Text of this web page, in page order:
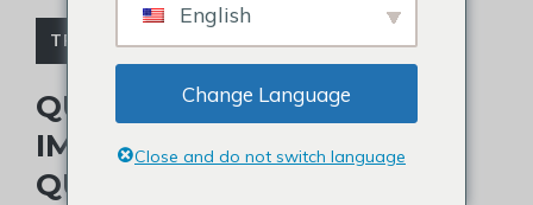
TRANSPLANTE DE CABELO
QUANTO CUSTAM OS
IMPLANTES CAPILARES E
QUANTO TEMPO DURAM?
English
Change Language
Close and do not switch language